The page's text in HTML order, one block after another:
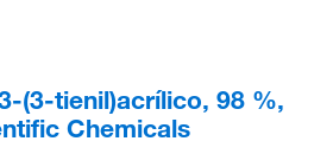
(3-tienil)acrílico, 98 %,
Chemicals